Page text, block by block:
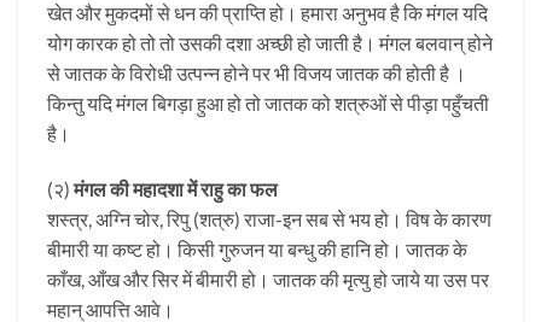
खेत और मुकदमों से धन की प्राप्ति हो। हमारा अनुभव है कि मंगल यदि
योग कारक हो तो तो उसकी दशा अच्छी हो जाती है। मंगल बलवान् होने
से जातक के विरोधी उत्पन्न होने पर भी विजय जातक की होती है ।
किन्तु यदि मंगल बिगड़ा हुआ हो तो जातक को शत्रुओं से पीड़ा पहुँचती
है।
(२)मंगल की महादशा में राहु का फल
शस्त्र, अग्नि चोर, रिपु (शत्रु) राजा-इन सब से भय हो। विष के कारण
बीमारी या कष्ट हो। किसी गुरुजन या बन्धु की हानि हो। जातक के
काँख, आँख और सिर में बीमारी हो। जातक की मृत्यु हो जाये या उस पर
महान् आपत्ति आवे।